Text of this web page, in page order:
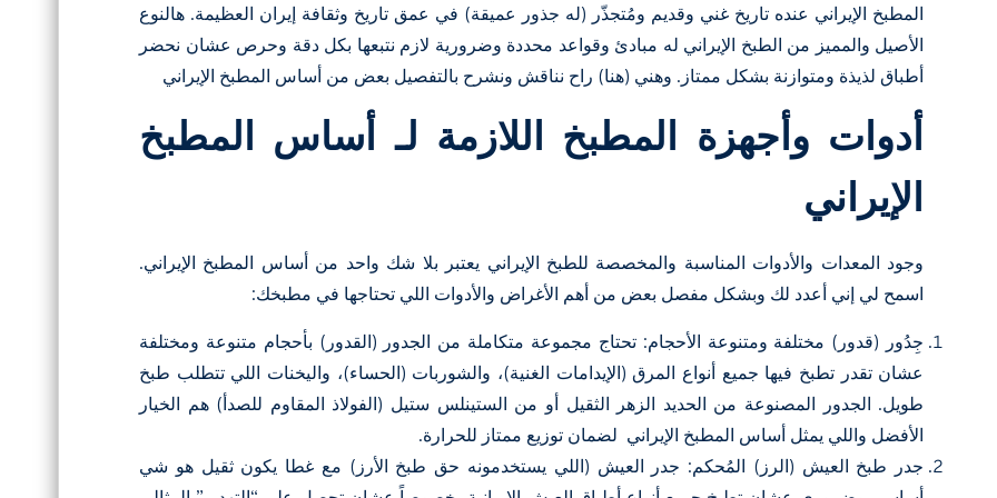
المطبخ الإيراني عنده تاريخ غني وقديم ومُتجذّر (له جذور عميقة) في عمق تاريخ وثقافة إيران العظيمة. هالنوع
الأصيل والمميز من الطبخ الإيراني له مبادئ وقواعد محددة وضرورية لازم نتبعها بكل دقة وحرص عشان نحضر
أطباق لذيذة ومتوازنة بشكل ممتاز. وهني (هنا) راح نناقش ونشرح بالتفصيل بعض من أساس المطبخ الإيراني
أدوات وأجهزة المطبخ اللازمة لـ أساس المطبخ
الإيراني
وجود المعدات والأدوات المناسبة والمخصصة للطبخ الإيراني يعتبر بلا شك واحد من أساس المطبخ الإيراني.
اسمح لي إني أعدد لك وبشكل مفصل بعض من أهم الأغراض والأدوات اللي تحتاجها في مطبخك:
جِدُور (قدور) مختلفة ومتنوعة الأحجام: تحتاج مجموعة متكاملة من الجدور (القدور) بأحجام متنوعة ومختلفة
عشان تقدر تطبخ فيها جميع أنواع المرق (الإيدامات الغنية)، والشوربات (الحساء)، واليخنات اللي تتطلب طبخ
طويل. الجدور المصنوعة من الحديد الزهر الثقيل أو من الستينلس ستيل (الفولاذ المقاوم للصدأ) هم الخيار
الأفضل واللي يمثل أساس المطبخ الإيراني لضمان توزيع ممتاز للحرارة.
جدر طبخ العيش (الرز) المُحكم: جدر العيش (اللي يستخدمونه حق طبخ الأرز) مع غطا يكون ثقيل هو شي